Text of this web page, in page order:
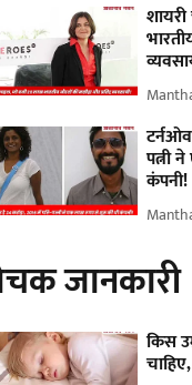
पत्नी
कंपनी!
जानकारी
किस